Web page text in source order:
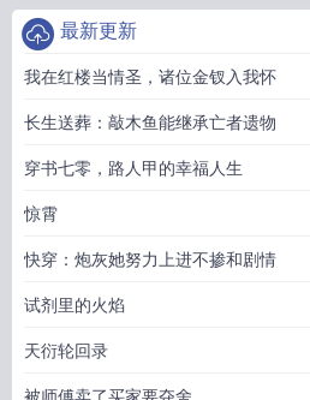
最新更新
我在红楼当情圣，诸位金钗入我怀
长生送葬：敲木鱼能继承亡者遗物
穿书七零，路人甲的幸福人生
惊霄
快穿：炮灰她努力上进不掺和剧情
试剂里的火焰
天衍轮回录